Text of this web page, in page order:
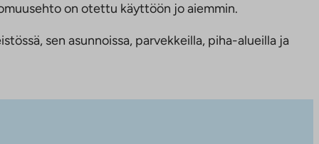
on otettu käyttöön jo aiemmin.
sen asunnoissa, parvekkeilla, piha-alueilla ja